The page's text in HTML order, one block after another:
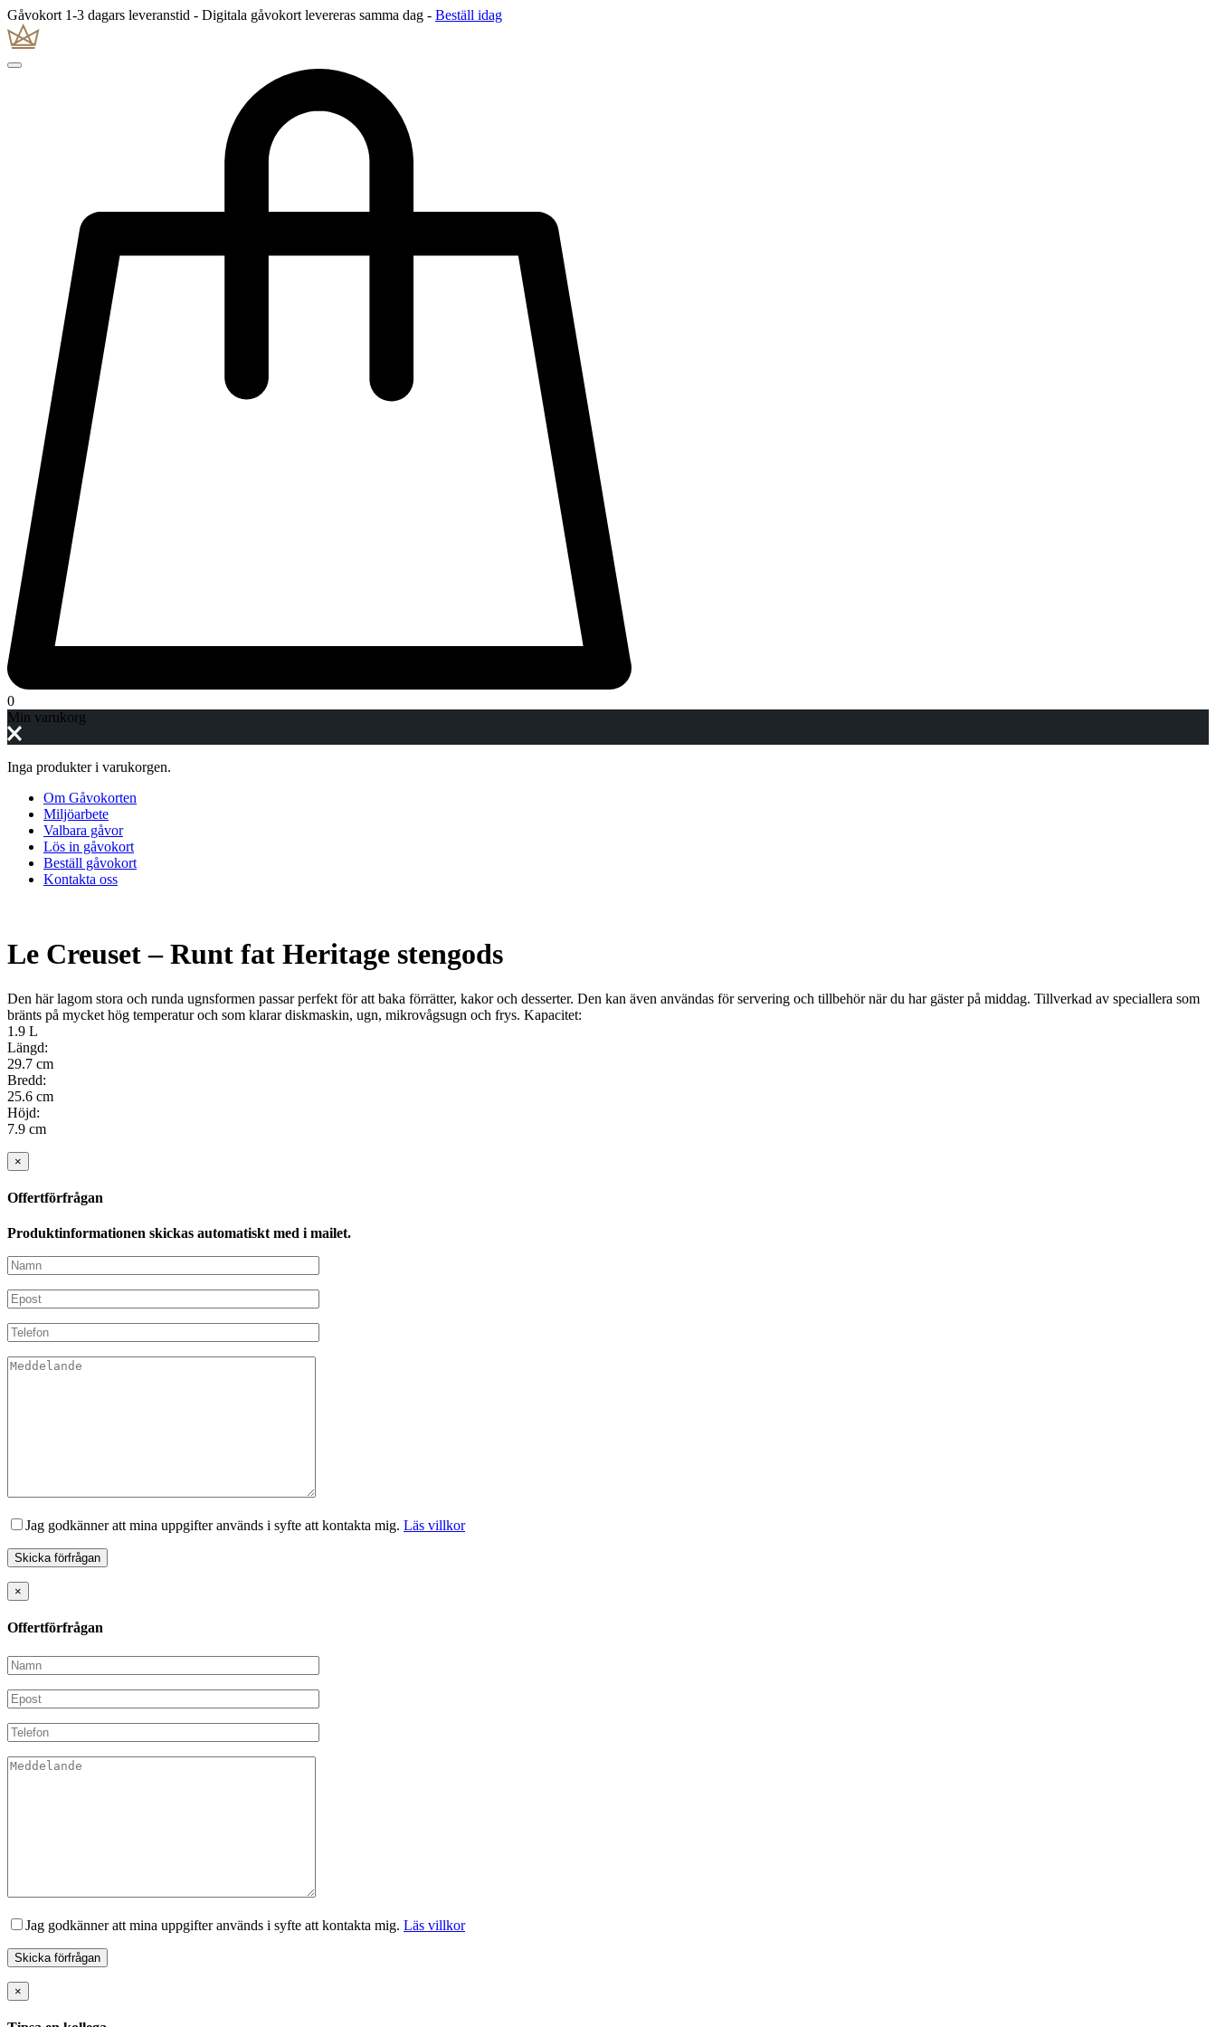
Gåvokort 1-3 dagars leveranstid - Digitala gåvokort levereras samma dag - Beställ idag
0
Min varukorg
Inga produkter i varukorgen.
Om Gåvokorten
Miljöarbete
Valbara gåvor
Lös in gåvokort
Beställ gåvokort
Kontakta oss
Le Creuset – Runt fat Heritage stengods
Den här lagom stora och runda ugnsformen passar perfekt för att baka förrätter, kakor och desserter. Den kan även användas för servering och tillbehör när du har gäster på middag. Tillverkad av speciallera som
bränts på mycket hög temperatur och som klarar diskmaskin, ugn, mikrovågsugn och frys. Kapacitet:
1.9 L
Längd:
29.7 cm
Bredd:
25.6 cm
Höjd:
7.9 cm
×
Offertförfrågan
Produktinformationen skickas automatiskt med i mailet.
Jag godkänner att mina uppgifter används i syfte att kontakta mig. Läs villkor
×
Offertförfrågan
Jag godkänner att mina uppgifter används i syfte att kontakta mig. Läs villkor
×